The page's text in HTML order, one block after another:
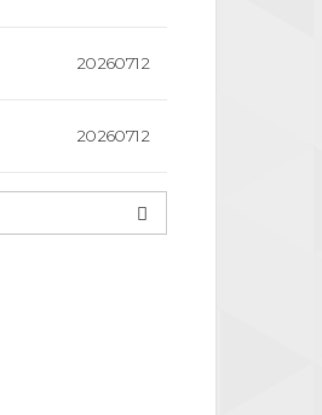
20260712
20260712